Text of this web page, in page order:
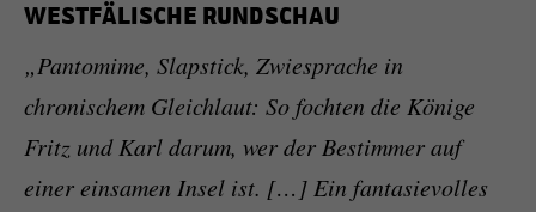
WESTFÄLISCHE RUNDSCHAU
„Pantomime, Slapstick, Zwiesprache in
chronischem Gleichlaut: So fochten die Könige
Fritz und Karl darum, wer der Bestimmer auf
einer einsamen Insel ist. […] Ein fantasievolles